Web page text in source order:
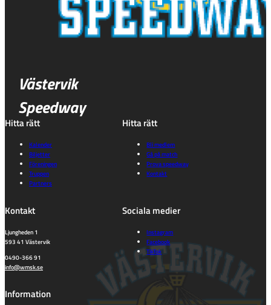
Västervik
Speedway
Hitta rätt
Kalender
Biljetter
Föreningen
Truppen
Partners
Hitta rätt
Bli medlem
Gå på match
Prova speedway
Kontakt
Kontakt
Ljungheden 1
593 41 Västervik
0490-366 91
info@wmsk.se
Sociala medier
Instagram
Facebook
TikTok
Information